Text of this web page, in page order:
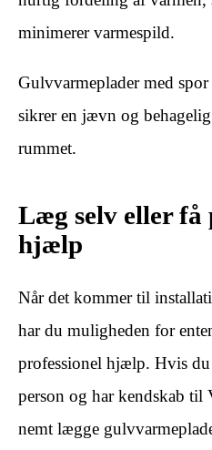
minimerer varmespild.
Gulvvarmeplader med
sikrer en jævn og
rummet.
Læg selv eller få
hjælp
Når det kommer til
har du muligheden for
professionel hjælp. Hvis du
person og har kendskab til
nemt lægge